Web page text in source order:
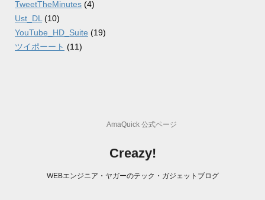
TweetTheMinutes (4)
Ust_DL (10)
YouTube_HD_Suite (19)
ツイポーート (11)
AmaQuick 公式ページ
Creazy!
WEBエンジニア・ヤガーのテック・ガジェットブログ